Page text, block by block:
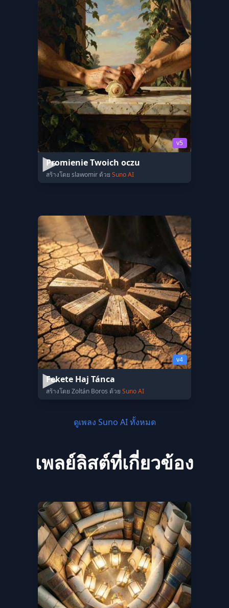
v5
Promienie Twoich oczu
สร้างโดย slawomir ด้วย Suno AI
v4
Fekete Haj Tánca
สร้างโดย Zoltán Boros ด้วย Suno AI
ดูเพลง Suno AI ทั้งหมด
เพลย์ลิสต์ที่เกี่ยวข้อง